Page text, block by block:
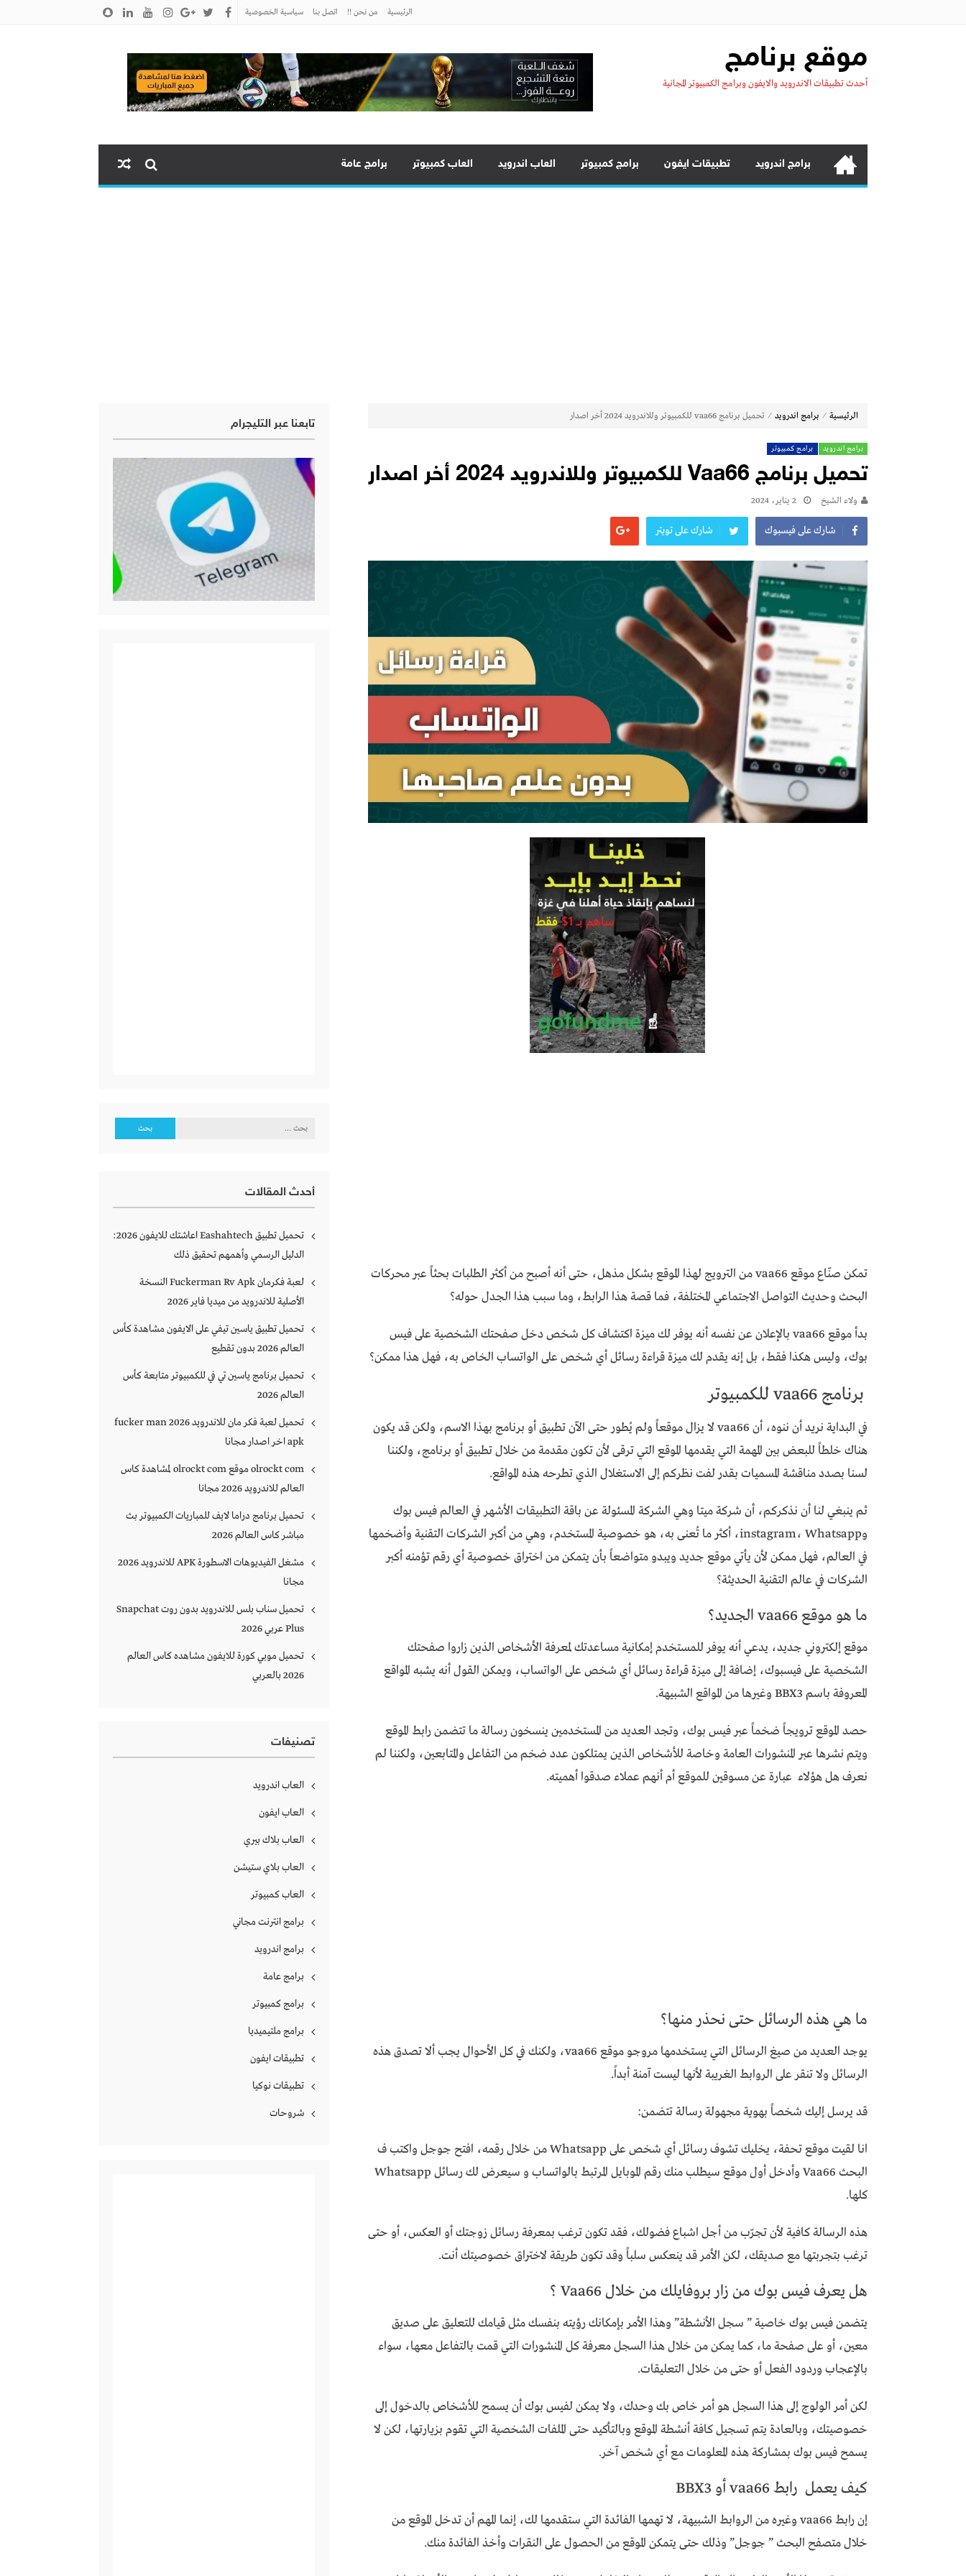
الرئيسية من نحن !! اتصل بنا سياسية الخصوصية
موقع برنامج
أحدث تطبيقات الاندرويد والايفون وبرامج الكمبيوتر المجانية
برامج اندرويد تطبيقات ايفون برامج كمبيوتر العاب اندرويد العاب كمبيوتر برامج عامة
الرئيسية ⁄ برامج اندرويد ⁄ تحميل برنامج vaa66 للكمبيوتر وللاندرويد 2024 أخر اصدار
برامج اندرويد برامج كمبيوتر
تحميل برنامج Vaa66 للكمبيوتر وللاندرويد 2024 أخر اصدار
ولاء الشيخ 2 يناير، 2024
شارك على فيسبوك شارك على تويتر
تمكن صنّاع موقع vaa66 من الترويج لهذا الموقع بشكل مذهل، حتى أنه أصبح من أكثر الطلبات بحثاً عبر محركات
البحث وحديث التواصل الاجتماعي المختلفة، فما قصة هذا الرابط، وما سبب هذا الجدل حوله؟
بدأ موقع vaa66 بالإعلان عن نفسه أنه يوفر لك ميزة اكتشاف كل شخص دخل صفحتك الشخصية على فيس
بوك، وليس هكذا فقط، بل إنه يقدم لك ميزة قراءة رسائل أي شخص على الواتساب الخاص به، فهل هذا ممكن؟
برنامج vaa66 للكمبيوتر
في البداية نريد أن ننوه، أن vaa66 لا يزال موقعاً ولم يُطور حتى الآن تطبيق أو برنامج بهذا الاسم، ولكن قد يكون
هناك خلطاً للبعض بين المهمة التي يقدمها الموقع التي ترقى لأن تكون مقدمة من خلال تطبيق أو برنامج، ولكننا
لسنا بصدد مناقشة المسميات بقدر لفت نظركم إلى الاستغلال الذي تطرحه هذه المواقع.
ثم ينبغي لنا أن نذكركم، أن شركة ميتا وهي الشركة المسئولة عن باقة التطبيقات الأشهر في العالم فيس بوك
وinstagram، Whatsapp، أكثر ما تُعنى به، هو خصوصية المستخدم، وهي من أكبر الشركات التقنية وأضخمها
في العالم، فهل ممكن لأن يأتي موقع جديد ويبدو متواضعاً بأن يتمكن من اختراق خصوصية أي رقم تؤمنه أكبر
الشركات في عالم التقنية الحديثة؟
ما هو موقع vaa66 الجديد؟
موقع إلكتروني جديد، يدعي أنه يوفر للمستخدم إمكانية مساعدتك لمعرفة الأشخاص الذين زاروا صفحتك
الشخصية على فيسبوك، إضافة إلى ميزة قراءة رسائل أي شخص على الواتساب، ويمكن القول أنه يشبه المواقع
المعروفة باسم BBX3 وغيرها من المواقع الشبيهة.
حصد الموقع ترويجاً ضخماً عبر فيس بوك، وتجد العديد من المستخدمين ينسخون رسالة ما تتضمن رابط الموقع
ويتم نشرها عبر المنشورات العامة وخاصة للأشخاص الذين يمتلكون عدد ضخم من التفاعل والمتابعين، ولكننا لم
نعرف هل هؤلاء عبارة عن مسوقين للموقع أم أنهم عملاء صدقوا أهميته.
ما هي هذه الرسائل حتى نحذر منها؟
يوجد العديد من صيغ الرسائل التي يستخدمها مروجو موقع vaa66، ولكنك في كل الأحوال يجب ألا تصدق هذه
الرسائل ولا تنقر على الروابط الغريبة لأنها ليست آمنة أبداً.
قد يرسل إليك شخصاً بهوية مجهولة رسالة تتضمن:
انا لقيت موقع تحفة، يخليك تشوف رسائل أي شخص على Whatsapp من خلال رقمه، افتح جوجل واكتب ف
البحث Vaa66 وأدخل أول موقع سيطلب منك رقم الموبايل المرتبط بالواتساب و سيعرض لك رسائل Whatsapp
كلها.
هذه الرسالة كافية لأن تجرّب من أجل اشباع فضولك، فقد تكون ترغب بمعرفة رسائل زوجتك أو العكس، أو حتى
ترغب بتجربتها مع صديقك، لكن الأمر قد ينعكس سلباً وقد تكون طريقة لاختراق خصوصيتك أنت.
هل يعرف فيس بوك من زار بروفايلك من خلال Vaa66 ؟
يتضمن فيس بوك خاصية ” سجل الأنشطة” وهذا الأمر بإمكانك رؤيته بنفسك مثل قيامك للتعليق على صديق
معين، أو على صفحة ما، كما يمكن من خلال هذا السجل معرفة كل المنشورات التي قمت بالتفاعل معها، سواء
بالإعجاب وردود الفعل أو حتى من خلال التعليقات.
لكن أمر الولوج إلى هذا السجل هو أمر خاص بك وحدك، ولا يمكن لفيس بوك أن يسمح للأشخاص بالدخول إلى
خصوصيتك، وبالعادة يتم تسجيل كافة أنشطة الموقع وبالتأكيد حتى الملفات الشخصية التي تقوم بزيارتها، لكن لا
يسمح فيس بوك بمشاركة هذه المعلومات مع أي شخص آخر.
كيف يعمل رابط vaa66 أو BBX3
إن رابط vaa66 وغيره من الروابط الشبيهة، لا تهمها الفائدة التي ستقدمها لك، إنما المهم أن تدخل الموقع من
خلال متصفح البحث ” جوجل” وذلك حتى يتمكن الموقع من الحصول على النقرات وأخذ الفائدة منك.
تابعنا عبر التليجرام
البحث
أحدث المقالات
تحميل تطبيق Eashahtech اعاشتك للايفون 2026:
الدليل الرسمي وأهمهم تحقيق ذلك
لعبة فكرمان Fuckerman Rv Apk النسخة
الأصلية للاندرويد من ميديا فاير 2026
تحميل تطبيق ياسين تيفي على الايفون مشاهدة كأس
العالم 2026 بدون تقطيع
تحميل برنامج ياسين تي في للكمبيوتر متابعة كأس
العالم 2026
تحميل لعبة فكر مان للاندرويد 2026 fucker man
apk اخر اصدار مجانا
olrockt com موقع olrockt com لمشاهدة كاس
العالم للاندرويد 2026 مجانا
تحميل برنامج دراما لايف للمباريات الكمبيوتر بث
مباشر كاس العالم 2026
مشغل الفيديوهات الاسطورة APK للاندرويد 2026
مجانا
تحميل سناب بلس للاندرويد بدون روت Snapchat
Plus‏ عربي 2026
تحميل موبي كورة للايفون مشاهده كاس العالم
2026 بالعربي
تصنيفات
العاب اندرويد
العاب ايفون
العاب بلاك بيري
العاب بلاي ستيشن
العاب كمبيوتر
برامج انترنت مجاني
برامج اندرويد
برامج عامة
برامج كمبيوتر
برامج ملتيميديا
تطبيقات ايفون
تطبيقات نوكيا
شروحات